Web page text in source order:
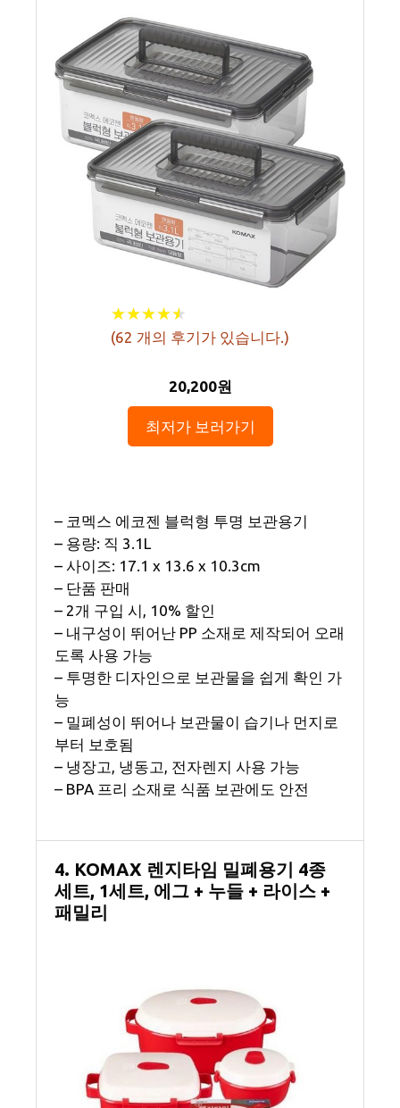
★★★★★
★★★★★
(62 개의 후기가 있습니다.)
20,200원
최저가 보러가기
– 코멕스 에코젠 블럭형 투명 보관용기
– 용량: 직 3.1L
– 사이즈: 17.1 x 13.6 x 10.3cm
– 단품 판매
– 2개 구입 시, 10% 할인
– 내구성이 뛰어난 PP 소재로 제작되어 오래
도록 사용 가능
– 투명한 디자인으로 보관물을 쉽게 확인 가
능
– 밀폐성이 뛰어나 보관물이 습기나 먼지로
부터 보호됨
– 냉장고, 냉동고, 전자렌지 사용 가능
– BPA 프리 소재로 식품 보관에도 안전
4. KOMAX 렌지타임 밀폐용기 4종
세트, 1세트, 에그 + 누들 + 라이스 +
패밀리